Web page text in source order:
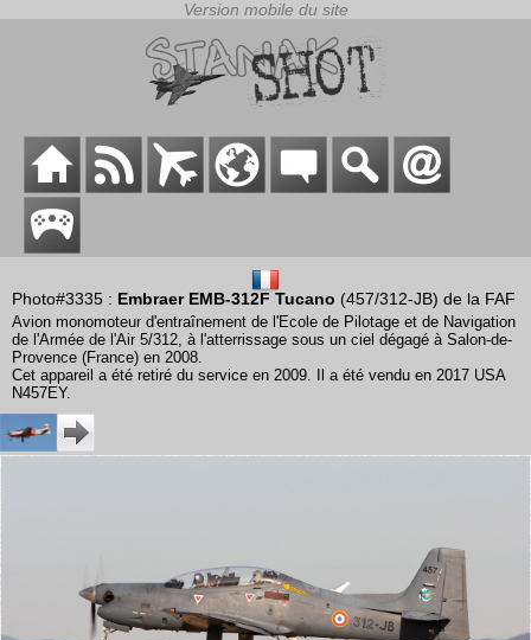
Photo#3335 : Embraer EMB-312F Tucano (457/312-JB) de la FAF
Avion monomoteur d'entraînement de l'Ecole de Pilotage et de Navigation
de l'Armée de l'Air 5/312, à l'atterrissage sous un ciel dégagé à Salon-de-
Provence (France) en 2008.
Cet appareil a été retiré du service en 2009. Il a été vendu en 2017 USA
N457EY.